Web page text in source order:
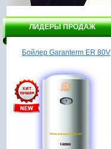
ЛИДЕРЫ ПРОДАЖ
Бойлер Garanterm ER 80V